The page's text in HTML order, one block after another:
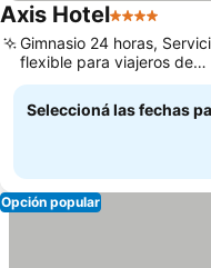
Axis Hotel4 Estrellas
Gimnasio 24 horas,
flexible para viajeros de
negocios
Seleccioná las fechas
Opción popular